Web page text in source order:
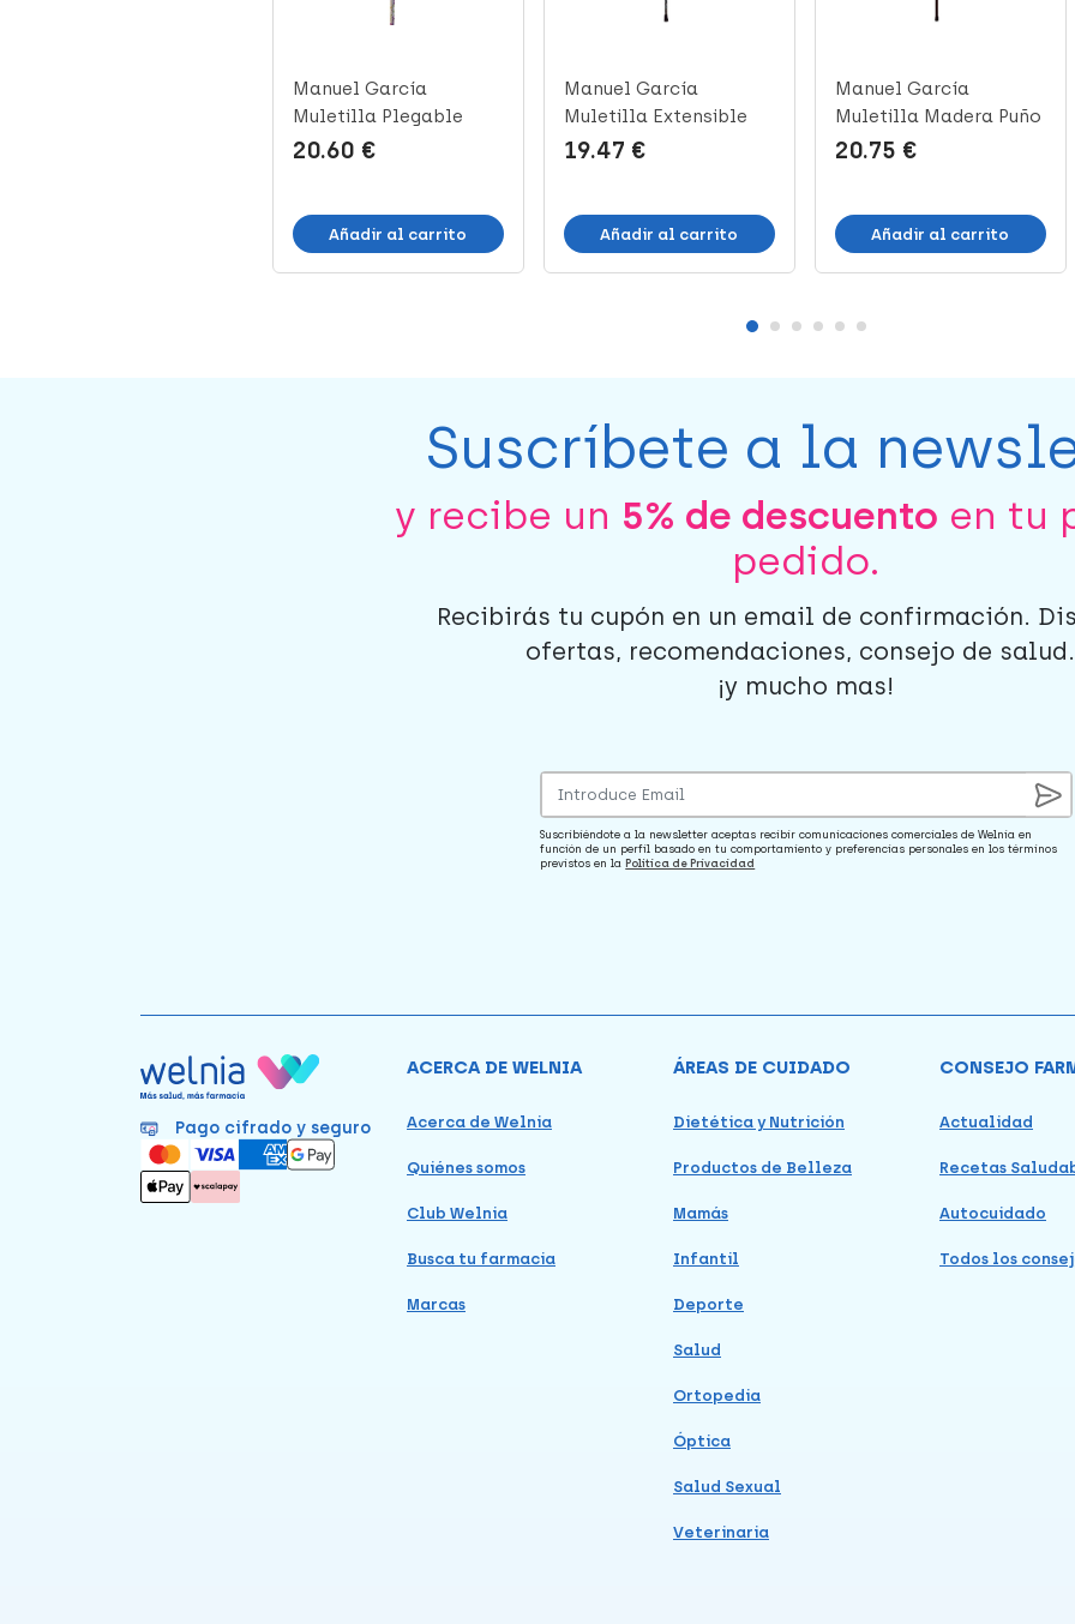
Manuel García
Muletilla Plegable
Blanco Flores P...
20.60 €
Añadir al carrito
Manuel García
Muletilla Extensible
Negra Flores ...
19.47 €
Añadir al carrito
Manuel García
Muletilla Madera Puño
Metacrilato,...
20.75 €
Añadir al carrito
Suscríbete a la
y recibe un 5% de descuento en tu
pedido.
Recibirás tu cupón en un email de confirmación.
ofertas, recomendaciones, consejo de
¡y mucho mas!
Suscribiéndote a la newsletter aceptas recibir comunicaciones comerciales de Welnia en
función de un perfil basado en tu comportamiento y preferencias personales en los términos
previstos en laPolítica de Privacidad
Pago cifrado y seguro
ACERCA DE WELNIA
Acerca de Welnia
Quiénes somos
Club Welnia
Busca tu farmacia
Marcas
ÁREAS DE CUIDADO
Dietética y Nutrición
Productos de Belleza
Mamás
Infantil
Deporte
Salud
Ortopedia
Óptica
Salud Sexual
Veterinaria
CONSEJO
Actualidad
Recetas
Autocuidado
Todos los